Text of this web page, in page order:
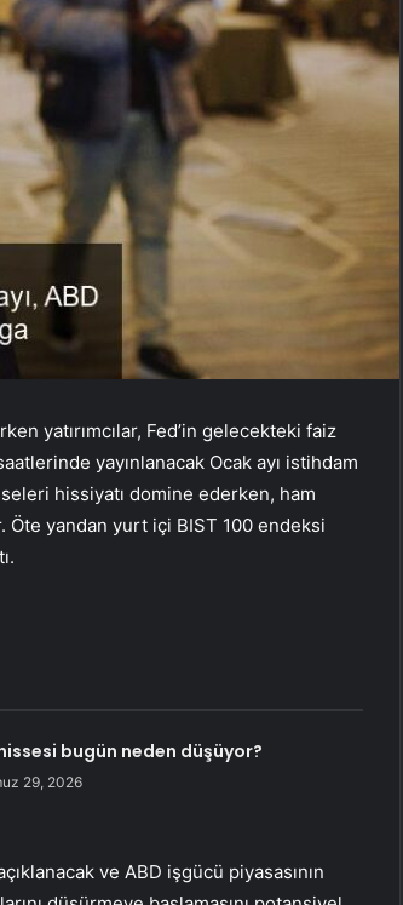
yatırımcılar, Fed’in gelecekteki faiz
yayınlanacak Ocak ayı istihdam
hissiyatı domine ederken, ham
Öte yandan yurt içi BIST 100 endeksi
bugün neden düşüyor?
29, 2026
ve ABD işgücü piyasasının